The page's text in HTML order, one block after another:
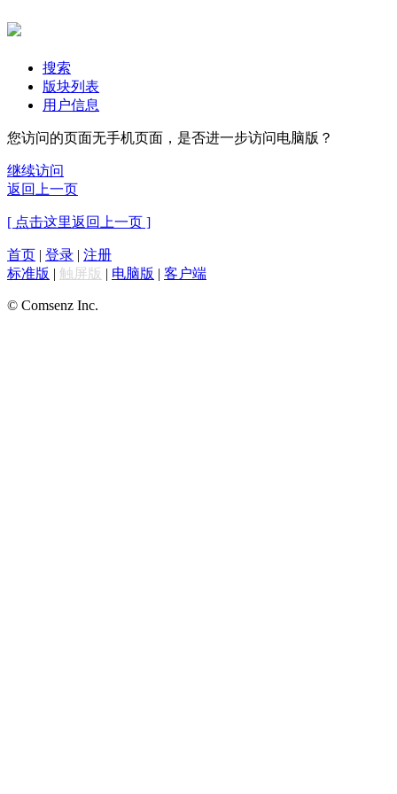
搜索
版块列表
用户信息
您访问的页面无手机页面，是否进一步访问电脑版？
继续访问
返回上一页
[ 点击这里返回上一页 ]
首页 | 登录 | 注册
标准版 | 触屏版 | 电脑版 | 客户端
© Comsenz Inc.